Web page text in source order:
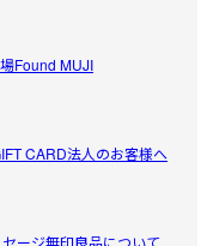
Found MUJI
CARD法人のお客様へ